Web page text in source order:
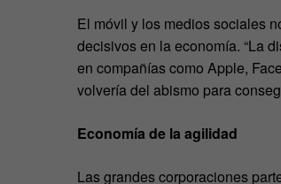
El móvil y los medios sociales
decisivos en la economía. “La
en compañías como Apple,
volvería del abismo para
Economía de la agilidad
Las grandes corporaciones